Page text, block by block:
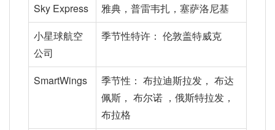
Sky Express
雅典，普雷韦扎，塞萨洛尼基
小星球航空
公司
季节性特许： 伦敦盖特威克
SmartWings
季节性： 布拉迪斯拉发， 布达
佩斯， 布尔诺 ，俄斯特拉发，
布拉格